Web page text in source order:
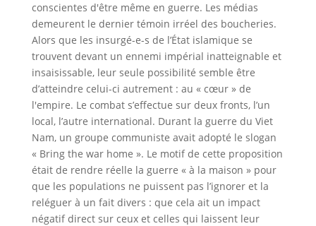
conscientes d'être même en guerre. Les médias
demeurent le dernier témoin irréel des boucheries.
Alors que les insurgé-e-s de l’État islamique se
trouvent devant un ennemi impérial inatteignable et
insaisissable, leur seule possibilité semble être
d’atteindre celui-ci autrement : au « cœur » de
l'empire. Le combat s’effectue sur deux fronts, l’un
local, l’autre international. Durant la guerre du Viet
Nam, un groupe communiste avait adopté le slogan
« Bring the war home ». Le motif de cette proposition
était de rendre réelle la guerre « à la maison » pour
que les populations ne puissent pas l’ignorer et la
reléguer à un fait divers : que cela ait un impact
négatif direct sur ceux et celles qui laissent leur